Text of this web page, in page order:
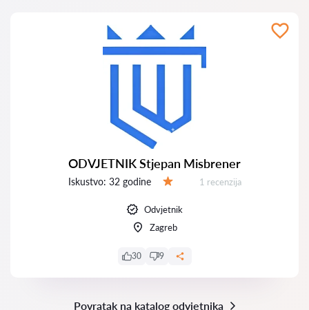
ODVJETNIK Stjepan Misbrener
Iskustvo: 32 godine Recenzija:
1 recenzija
Odvjetnik
Zagreb
30 9
Povratak na katalog odvjetnika